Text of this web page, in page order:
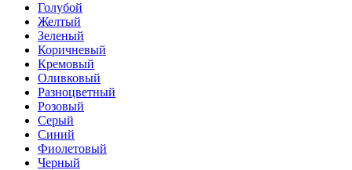
Зеленый
Оливковый
Синий
Голубой
Желтый
Зеленый
Коричневый
Кремовый
Оливковый
Разноцветный
Розовый
Серый
Синий
Фиолетовый
Черный